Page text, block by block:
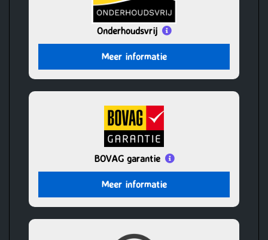
Onderhoudsvrij
Meer informatie
BOVAG garantie
Meer informatie